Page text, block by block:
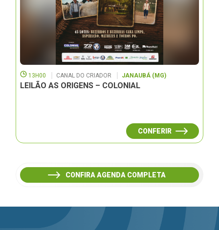
13H00 CANAL DO CRIADOR JANAUBÁ (MG)
LEILÃO AS ORIGENS – COLONIAL
CONFERIR
CONFIRA AGENDA COMPLETA